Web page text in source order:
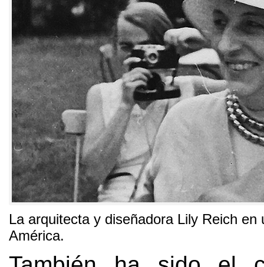
La arquitecta y diseñadora Lily Reich en
América.